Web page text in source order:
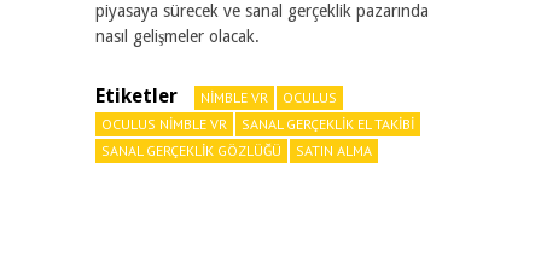
piyasaya sürecek ve sanal gerçeklik pazarında
nasıl gelişmeler olacak.
Etiketler NIMBLE VR
OCULUS
OCULUS NIMBLE VR
SANAL GERÇEKLIK EL TAKIBI
SANAL GERÇEKLIK GÖZLÜĞÜ
SATIN ALMA